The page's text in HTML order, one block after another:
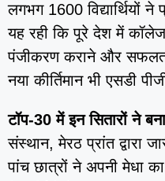
लगभग 1600 विद्यार्थियों ने
यह रही कि पूरे देश में कॉलेज
पंजीकरण कराने और
नया कीर्तिमान भी एसडी
टॉप-30 में इन सितारों ने
संस्थान, मेरठ प्रांत द्वारा
पांच छात्रों ने अपनी मेधा